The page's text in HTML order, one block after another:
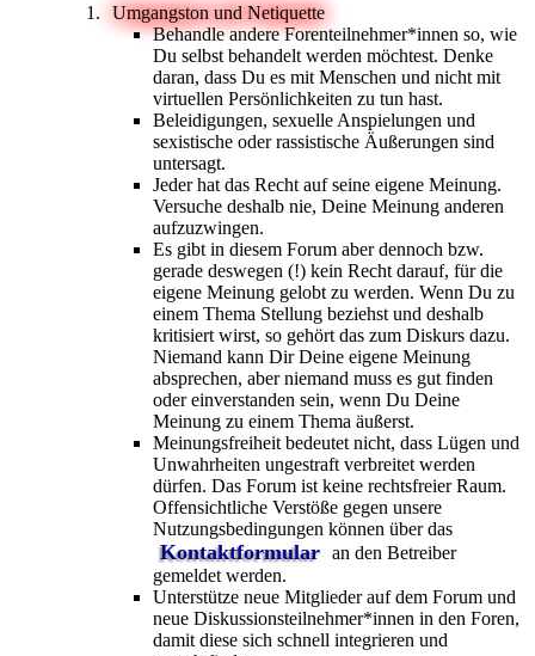
Umgangston und Netiquette
Behandle andere Forenteilnehmer*innen so, wie
Du selbst behandelt werden möchtest. Denke
daran, dass Du es mit Menschen und nicht mit
virtuellen Persönlichkeiten zu tun hast.
Beleidigungen, sexuelle Anspielungen und
sexistische oder rassistische Äußerungen sind
untersagt.
Jeder hat das Recht auf seine eigene Meinung.
Versuche deshalb nie, Deine Meinung anderen
aufzuzwingen.
Es gibt in diesem Forum aber dennoch bzw.
gerade deswegen (!) kein Recht darauf, für die
eigene Meinung gelobt zu werden. Wenn Du zu
einem Thema Stellung beziehst und deshalb
kritisiert wirst, so gehört das zum Diskurs dazu.
Niemand kann Dir Deine eigene Meinung
absprechen, aber niemand muss es gut finden
oder einverstanden sein, wenn Du Deine
Meinung zu einem Thema äußerst.
Meinungsfreiheit bedeutet nicht, dass Lügen und
Unwahrheiten ungestraft verbreitet werden
dürfen. Das Forum ist keine rechtsfreier Raum.
Offensichtliche Verstöße gegen unsere
Nutzungsbedingungen können über das
Kontaktformular an den Betreiber
gemeldet werden.
Unterstütze neue Mitglieder auf dem Forum und
neue Diskussionsteilnehmer*innen in den Foren,
damit diese sich schnell integrieren und